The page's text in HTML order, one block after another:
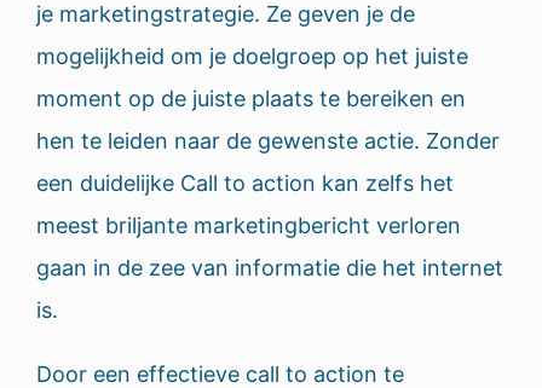
je marketingstrategie. Ze geven je de
mogelijkheid om je doelgroep op het juiste
moment op de juiste plaats te bereiken en
hen te leiden naar de gewenste actie. Zonder
een duidelijke Call to action kan zelfs het
meest briljante marketingbericht verloren
gaan in de zee van informatie die het internet
is.
Door een effectieve call to action te